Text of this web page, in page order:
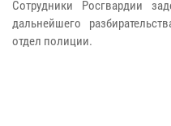
Сотрудники Росгвардии
дальнейшего
отдел полиции.